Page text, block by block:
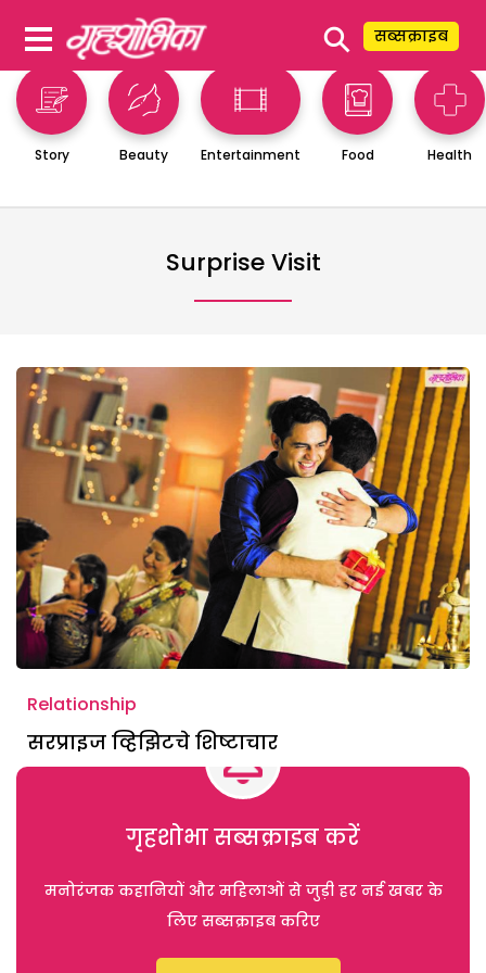
⚲ सब्सक्राइब
Story Beauty Entertainment Food Health
Surprise Visit
Relationship
सरप्राइज व्हिझिटचे शिष्टाचार
गृहशोभा सब्सक्राइब करें
मनोरंजक कहानियों और महिलाओं से जुड़ी हर नई खबर के
लिए सब्सक्राइब करिए